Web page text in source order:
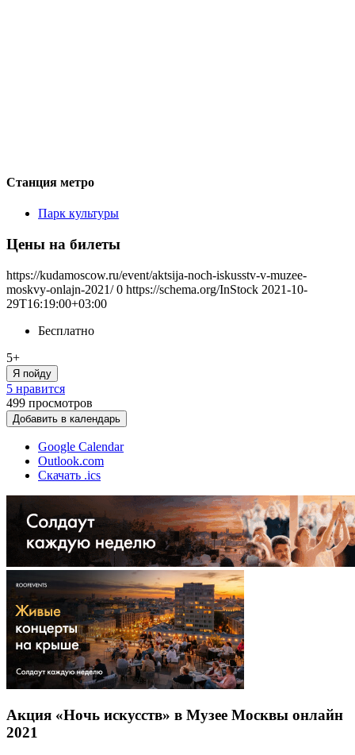
Станция метро
Парк культуры
Цены на билеты
https://kudamoscow.ru/event/aktsija-noch-iskusstv-v-muzee-
moskvy-onlajn-2021/ 0 https://schema.org/InStock 2021-10-
29T16:19:00+03:00
Бесплатно
5+
Я пойду
5 нравится
499 просмотров
Добавить в календарь
Google Calendar
Outlook.com
Скачать .ics
Акция «Ночь искусств» в Музее Москвы онлайн
2021